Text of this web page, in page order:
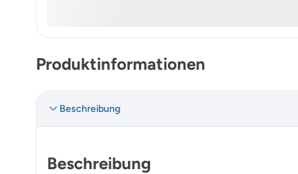
Produktinformationen
Beschreibung
Beschreibung